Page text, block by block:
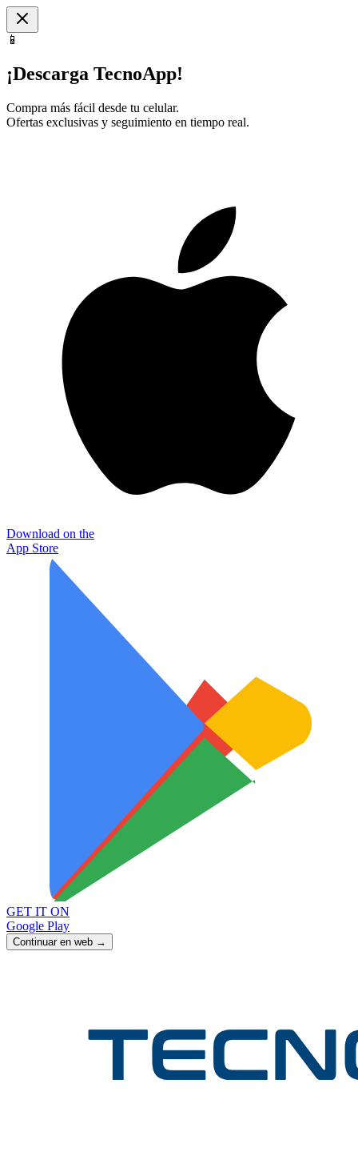
📱
¡Descarga TecnoApp!
Compra más fácil desde tu celular.
Ofertas exclusivas y seguimiento en tiempo real.
Download on the
App Store
GET IT ON
Google Play
Continuar en web →